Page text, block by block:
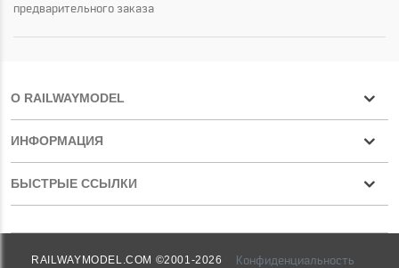
предварительного заказа
О RAILWAYMODEL
ИНФОРМАЦИЯ
БЫСТРЫЕ ССЫЛКИ
RAILWAYMODEL.COM ©2001-2026 Конфиденциальность